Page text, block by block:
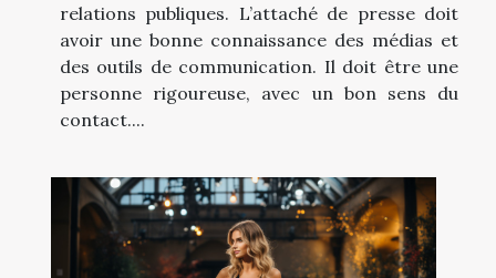
relations publiques. L’attaché de presse doit
avoir une bonne connaissance des médias et
des outils de communication. Il doit être une
personne rigoureuse, avec un bon sens du
contact....